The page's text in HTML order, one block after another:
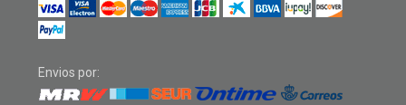
Envios por: